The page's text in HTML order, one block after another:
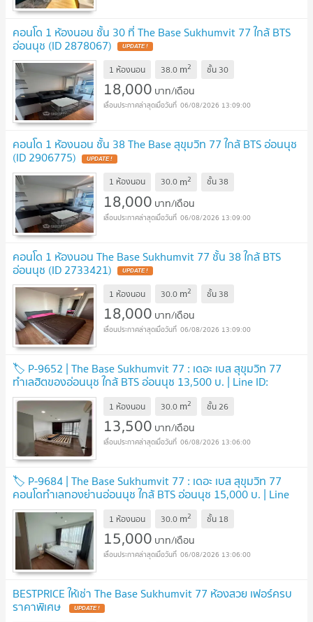
คอนโด 1 ห้องนอน ชั้น 30 ที่ The Base Sukhumvit 77 ใกล้ BTS
อ่อนนุช (ID 2878067)
1 ห้องนอน 38.0 m2 ชั้น 30
18,000 บาท/เดือน
06/08/2026 13:09:00
คอนโด 1 ห้องนอน ชั้น 38 The Base สุขุมวิท 77 ใกล้ BTS อ่อนนุช
(ID 2906775)
1 ห้องนอน 30.0 m2 ชั้น 38
18,000 บาท/เดือน
06/08/2026 13:09:00
คอนโด 1 ห้องนอน The Base Sukhumvit 77 ชั้น 38 ใกล้ BTS
อ่อนนุช (ID 2733421)
1 ห้องนอน 30.0 m2 ชั้น 38
18,000 บาท/เดือน
06/08/2026 13:09:00
🏷 P-9652 | The Base Sukhumvit 77 : เดอะ เบส สุขุมวิท 77
ทำเลฮิตของอ่อนนุช ใกล้ BTS อ่อนนุช 13,500 บ. | Line ID:
@easycondoplus | 099-229-6397
1 ห้องนอน 30.0 m2 ชั้น26
13,500 บาท/เดือน
06/08/2026 13:06:00
🏷 P-9684 | The Base Sukhumvit 77 : เดอะ เบส สุขุมวิท 77
คอนโดทำเลทองย่านอ่อนนุช ใกล้ BTS อ่อนนุช 15,000 บ. | Line
ID: @easycondoplus | 099-229-6397
1 ห้องนอน 30.0 m2 ชั้น 18
15,000 บาท/เดือน
06/08/2026 13:06:00
BESTPRICE ให้เช่า The Base Sukhumvit 77 ห้องสวย เฟอร์ครบ
ราคาพิเศษ